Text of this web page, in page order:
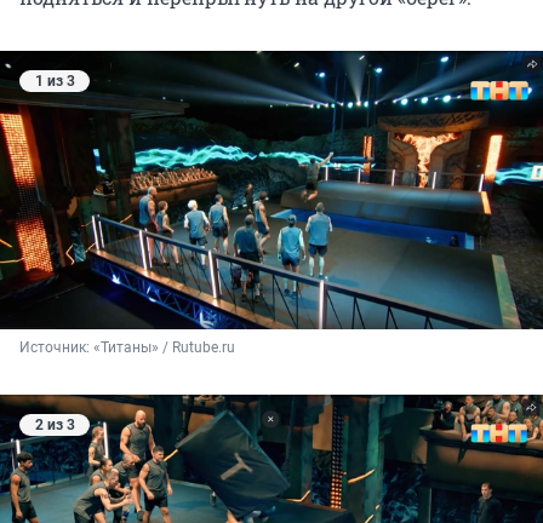
1 из 3
Источник: «Титаны» / Rutube.ru
2 из 3